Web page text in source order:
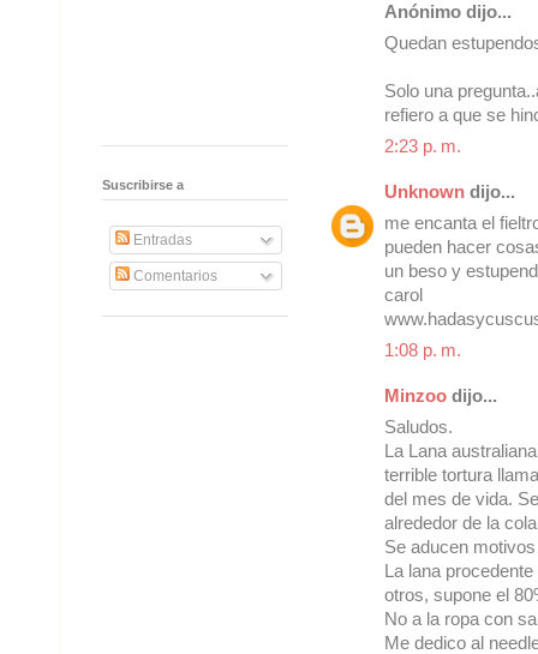
Anónimo dijo...
Quedan
Solo una
refiero a que se
2:23 p. m.
Unknown dijo...
me encanta el
pueden hacer
un beso y
carol
1:08 p. m.
Minzoo dijo...
Saludos.
La Lana
terrible tortura
del mes de vida.
alrededor de la
Se aducen
La lana
otros, supone el
No a la ropa con
Me dedico al
Suscribirse a
Entradas
Comentarios